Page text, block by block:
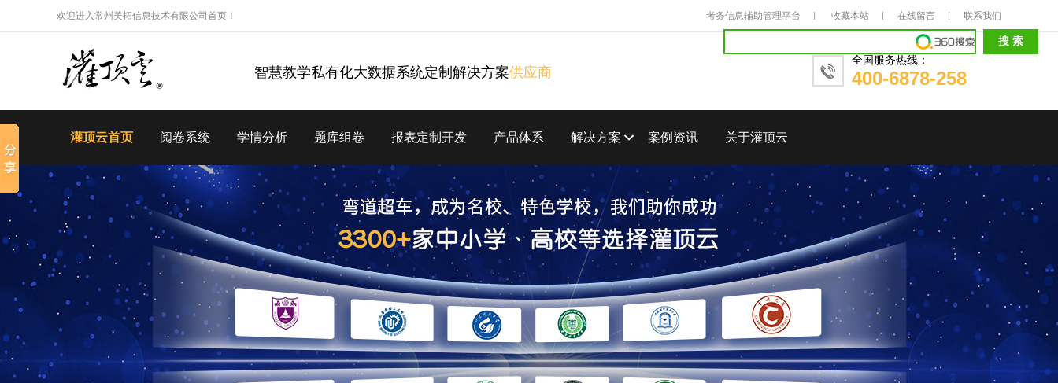
考务信息辅助管理平台 收藏本站 在线留言 联系我们
欢迎进入常州美拓信息技术有限公司首页！
智慧教学私有化大数据系统定制解决方案供应商
全国服务热线：
400-6878-258
灌顶云首页 阅卷系统 学情分析 题库组卷 报表定制开发 产品体系 解决方案 案例资讯 关于灌顶云